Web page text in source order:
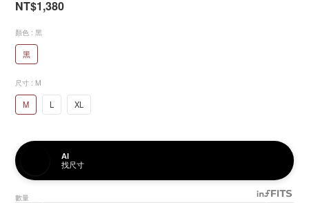
NT$1,380
顏色 : 黑
黑
尺寸 : M
M L XL
AI
找尺寸
數量